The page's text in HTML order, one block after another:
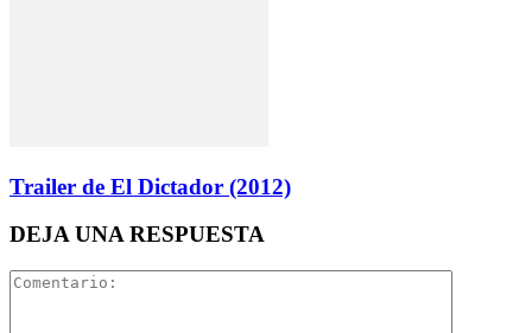
Trailer de El Dictador (2012)
DEJA UNA RESPUESTA